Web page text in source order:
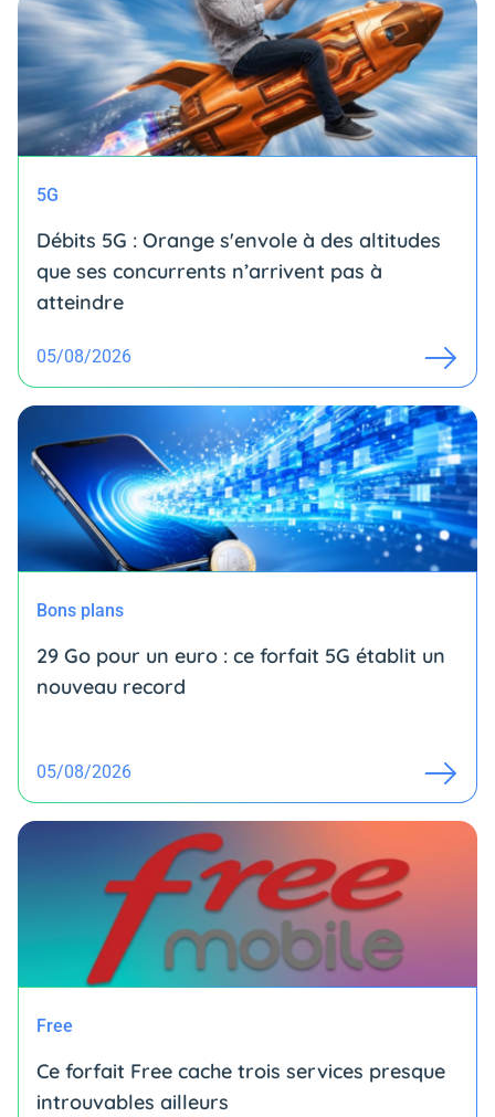
5G
Débits 5G : Orange s'envole à des altitudes
que ses concurrents n’arrivent pas à
atteindre
05/08/2026
Bons plans
29 Go pour un euro : ce forfait 5G établit un
nouveau record
05/08/2026
Free
Ce forfait Free cache trois services presque
introuvables ailleurs